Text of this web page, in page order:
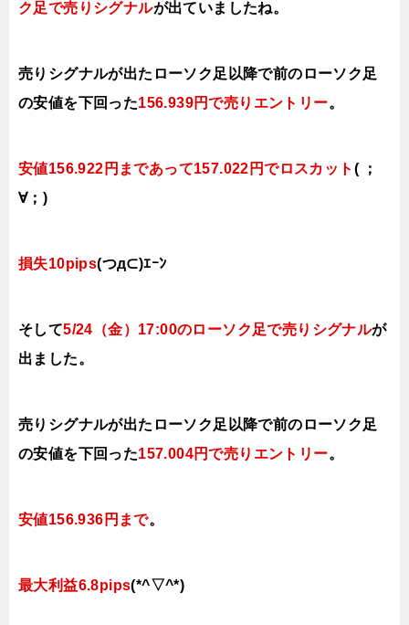
ク足で売り シグナルが出ていましたね。
売りシグナルが出たローソク足以降で前のローソク足
の安値を下回った156.939円で売り エントリー。
安値156.922円まであって157.022円でロスカット ( ；
∀；)
損失10pips(つд⊂)ｴｰﾝ
そして5/24（金）17:00のローソク足で売り シグナルが
出ました。
売りシグナルが出たローソク足以降で前のローソク足
の安値を下回った157.004円で売り エントリー。
安値156.936円まで。
最大利益6.8pips(*^▽^*)